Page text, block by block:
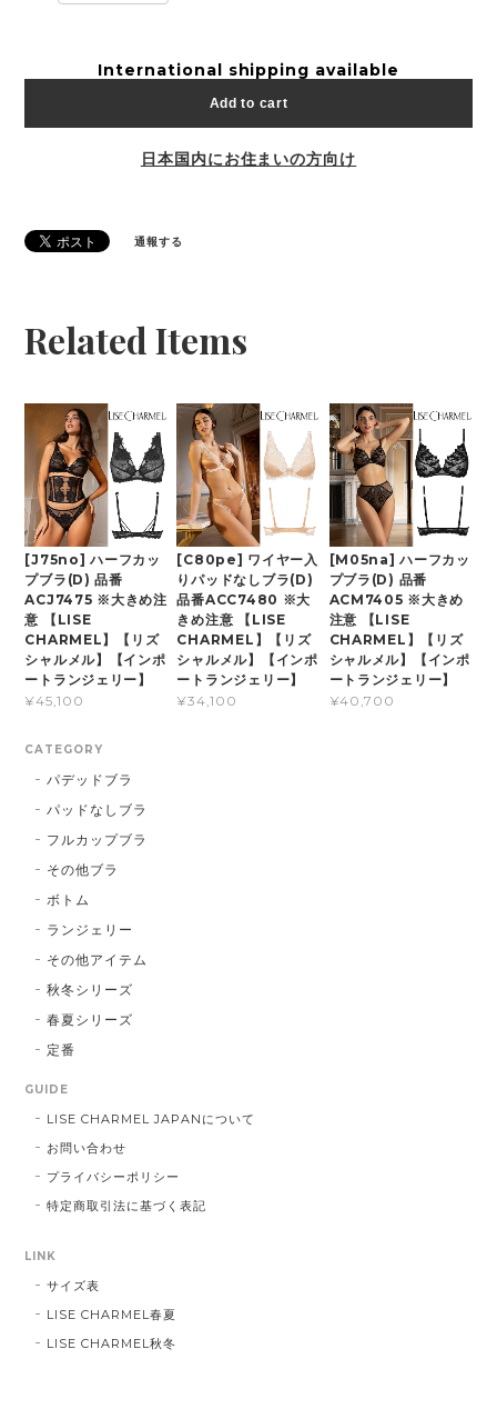
International shipping available
Add to cart
日本国内にお住まいの方向け
通報する
Related Items
[J75no] ハーフカッ
プブラ(D) 品番
ACJ7475 ※大きめ注
意 【LISE
CHARMEL】【リズ
シャルメル】【インポ
ートランジェリー】
¥45,100
[C80pe] ワイヤー入
りパッドなしブラ(D)
品番ACC7480 ※大
きめ注意 【LISE
CHARMEL】【リズ
シャルメル】【インポ
ートランジェリー】
¥34,100
[M05na] ハーフカッ
プブラ(D) 品番
ACM7405 ※大きめ
注意 【LISE
CHARMEL】【リズ
シャルメル】【インポ
ートランジェリー】
¥40,700
CATEGORY
パデッドブラ
パッドなしブラ
フルカップブラ
その他ブラ
ボトム
ランジェリー
その他アイテム
秋冬シリーズ
春夏シリーズ
定番
GUIDE
LISE CHARMEL JAPANについて
お問い合わせ
プライバシーポリシー
特定商取引法に基づく表記
LINK
サイズ表
LISE CHARMEL春夏
LISE CHARMEL秋冬